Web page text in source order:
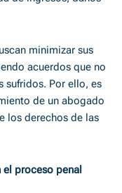
minimizar sus
acuerdos que no
sufridos. Por ello, es
de un abogado
los derechos de las
proceso penal